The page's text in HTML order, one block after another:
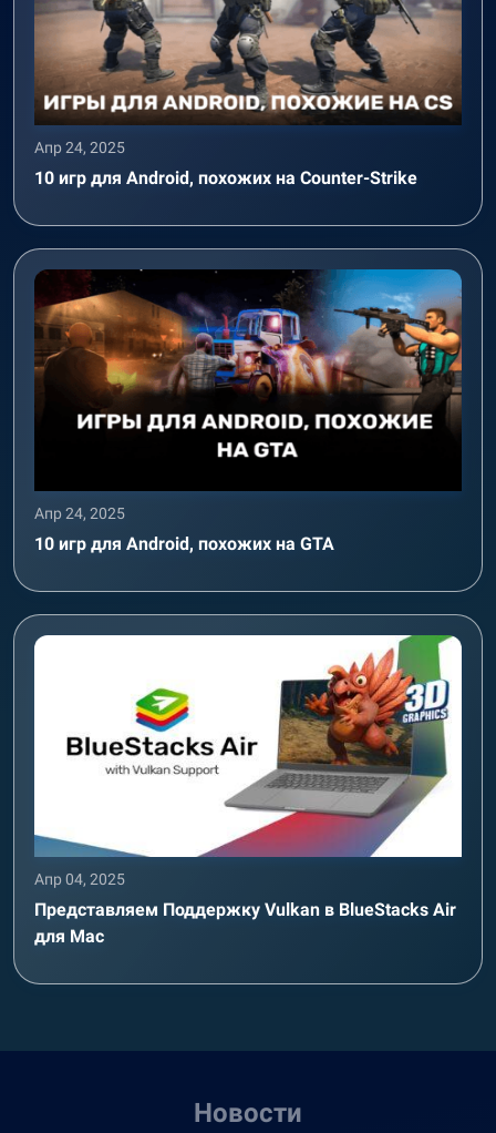
Апр 24, 2025
10 игр для Android, похожих на Counter-Strike
Апр 24, 2025
10 игр для Android, похожих на GTA
Апр 04, 2025
Представляем Поддержку Vulkan в BlueStacks Air
для Mac
Новости